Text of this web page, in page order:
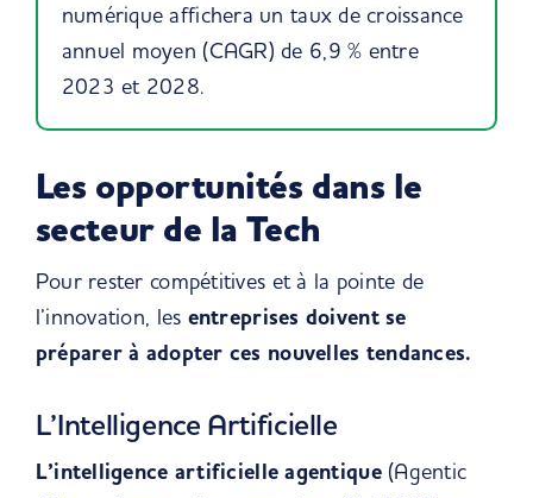
numérique affichera un taux de croissance
annuel moyen (CAGR) de 6,9 % entre
2023 et 2028.
Les opportunités dans le
secteur de la Tech
Pour rester compétitives et à la pointe de
l’innovation, les entreprises doivent se
préparer à adopter ces nouvelles tendances.
L’Intelligence Artificielle
L’intelligence artificielle agentique(Agentic